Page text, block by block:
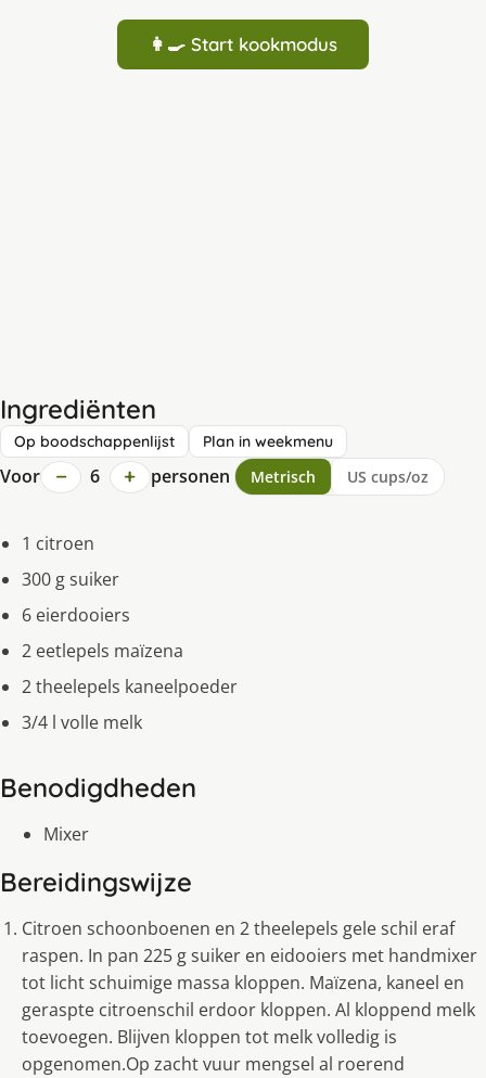
👩‍🍳 Start kookmodus
Ingrediënten
Op boodschappenlijst Plan in weekmenu
Voor − 6 + personen Metrisch US cups/oz
1 citroen
300 g suiker
6 eierdooiers
2 eetlepels maïzena
2 theelepels kaneelpoeder
3/4 l volle melk
Benodigdheden
Mixer
Bereidingswijze
Citroen schoonboenen en 2 theelepels gele schil eraf
raspen. In pan 225 g suiker en eidooiers met handmixer
tot licht schuimige massa kloppen. Maïzena, kaneel en
geraspte citroenschil erdoor kloppen. Al kloppend melk
toevoegen. Blijven kloppen tot melk volledig is
opgenomen.Op zacht vuur mengsel al roerend